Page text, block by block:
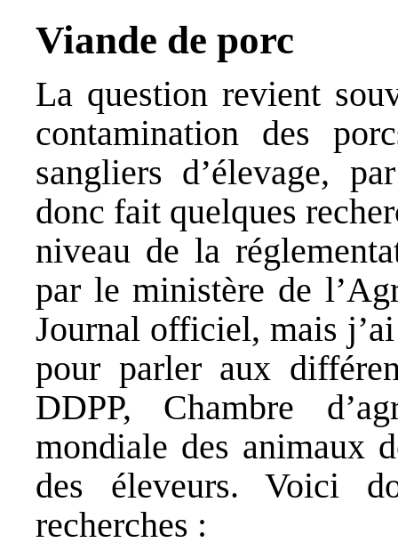
Viande de porc
La question revient
contamination des
sangliers d’élevage,
donc fait quelques
niveau de la
par le ministère de
Journal officiel, mais
pour parler aux
DDPP, Chambre
mondiale des animaux
des éleveurs. Voici
recherches :